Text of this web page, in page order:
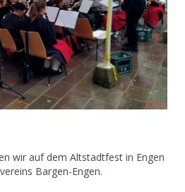
wir auf dem Altstadtfest in Engen
Bargen-Engen.